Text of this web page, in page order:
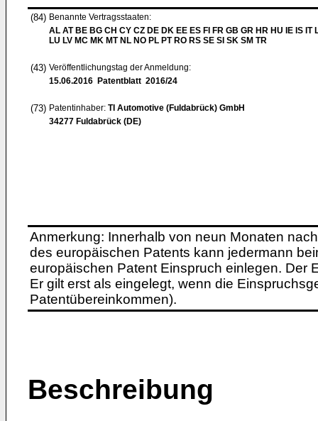
(84) Benannte Vertragsstaaten:
AL AT BE BG CH CY CZ DE DK EE ES FI FR GB GR HR HU IE IS IT
LU LV MC MK MT NL NO PL PT RO RS SE SI SK SM TR
(43) Veröffentlichungstag der Anmeldung:
15.06.2016 Patentblatt 2016/24
(73) Patentinhaber: TI Automotive (Fuldabrück) GmbH
34277 Fuldabrück (DE)
Anmerkung: Innerhalb von neun Monaten
des europäischen Patents kann jedermann
europäischen Patent Einspruch einlegen. Der
Er gilt erst als eingelegt, wenn die
Patentübereinkommen).
Beschreibung